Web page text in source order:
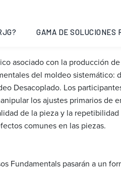
GAMA DE SOLUCIONES
asociado con la producción
del moldeo sistemático:
Desacoplado. Los
los ajustes primarios de
de la pieza y la
comunes en las piezas.
Fundamentals pasarán a un